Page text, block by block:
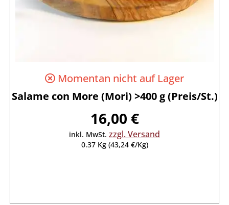
Momentan nicht auf Lager
Salame con More (Mori) >400 g (Preis/St.)
16,00 €
inkl. MwSt. zzgl. Versand
0.37 Kg (43,24 €/Kg)